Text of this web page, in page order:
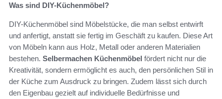
Was sind DIY-Küchenmöbel?
DIY-Küchenmöbel sind Möbelstücke, die man selbst entwirft
und anfertigt, anstatt sie fertig im Geschäft zu kaufen. Diese Art
von Möbeln kann aus Holz, Metall oder anderen Materialien
bestehen. Selbermachen Küchenmöbel fördert nicht nur die
Kreativität, sondern ermöglicht es auch, den persönlichen Stil in
der Küche zum Ausdruck zu bringen. Zudem lässt sich durch
den Eigenbau gezielt auf individuelle Bedürfnisse und